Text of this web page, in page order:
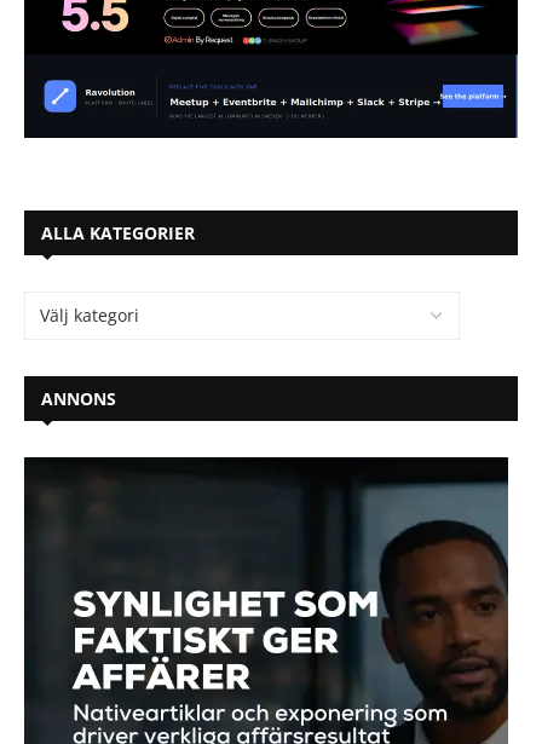
ALLA KATEGORIER
ANNONS